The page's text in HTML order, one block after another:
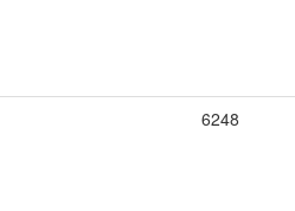
6248